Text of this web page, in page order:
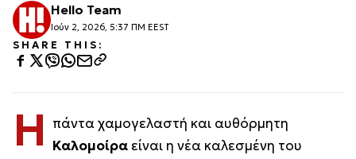
Hello Team
Ιούν 2, 2026, 5:37 ΠΜ EEST
SHARE THIS:
Η πάντα χαμογελαστή και αυθόρμητη
Καλομοίρα είναι η νέα καλεσμένη του